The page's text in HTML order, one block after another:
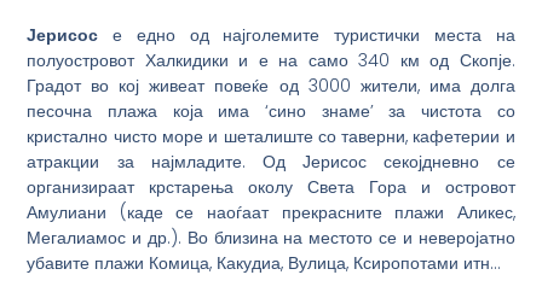
Јерисос е едно од најголемите туристички места на
полуостровот Халкидики и е на само 340 км од Скопје.
Градот во кој живеат повеќе од 3000 жители, има долга
песочна плажа која има ‘сино знаме’ за чистота со
кристално чисто море и шеталиште со таверни, кафетерии и
атракции за најмладите. Од Јерисос секојдневно се
организираат крстарења околу Света Гора и островот
Амулиани (каде се наоѓаат прекрасните плажи Аликес,
Мегалиамос и др.). Во близина на местото се и неверојатно
убавите плажи Комица, Какудиа, Вулица, Ксиропотами итн…